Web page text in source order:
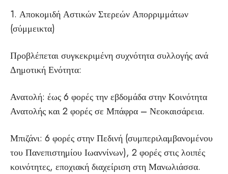
1. Αποκομιδή Αστικών Στερεών Απορριμμάτων
(σύμμεικτα)
Προβλέπεται συγκεκριμένη συχνότητα συλλογής ανά
Δημοτική Ενότητα:
Ανατολή: έως 6 φορές την εβδομάδα στην Κοινότητα
Ανατολής και 2 φορές σε Μπάφρα – Νεοκαισάρεια.
Μπιζάνι: 6 φορές στην Πεδινή (συμπεριλαμβανομένου
του Πανεπιστημίου Ιωαννίνων), 2 φορές στις λοιπές
κοινότητες, εποχιακή διαχείριση στη Μανωλιάσσα.